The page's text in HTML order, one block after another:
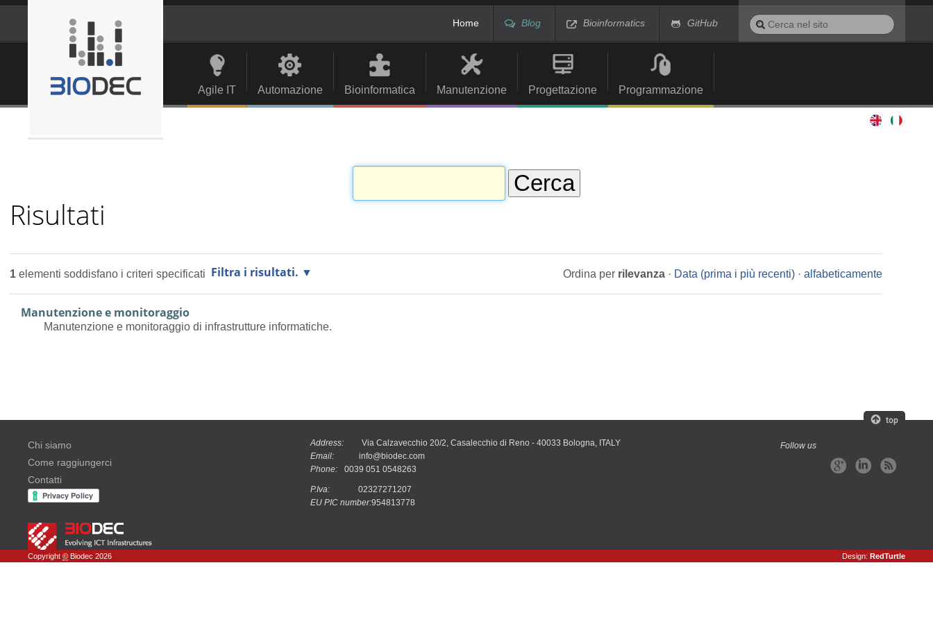
Home Blog Bioinformatics GitHub
Cerca
nel
Ricerca
Agile IT Automazione Bioinformatica Manutenzione Progettazione Programmazione
Risultati
1 elementi soddisfano i criteri specificati Filtra i risultati. Ordina per rilevanza · Data (prima i più recenti) · alfabeticamente
Manutenzione e monitoraggio
Manutenzione e monitoraggio di infrastrutture informatiche.
Chi siamo
Come raggiungerci
Contatti
Follow us
Address:
Via Calzavecchio 20/2, Casalecchio di Reno - 40033 Bologna, ITALY
Email:
info@biodec.com
Phone:
0039 051 0548263
P.Iva:
02327271207
EU PIC number:954813778
Copyright © Biodec 2026 Design: RedTurtle